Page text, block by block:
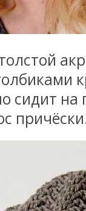
сидит на